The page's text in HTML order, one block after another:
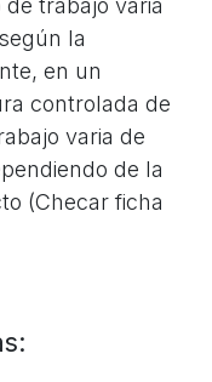
la
en un
controlada de
varia de
de la
(Checar ficha